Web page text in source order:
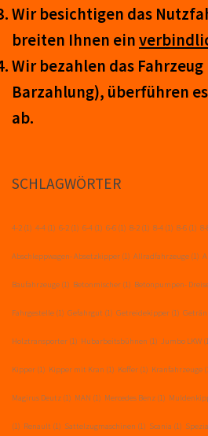
Wir be­sicht­igen das
breit­en Ihnen ein
Wir be­zahl­en das Fahr­zeug
Barzahlung), über­führ­en
ab.
SCHLAGWÖRTER
4-2 (1) 4-4 (1) 6-2 (1) 6-4 (1) 6-6 (1) 8-2 (1) 8-4 (1) 8-6 (1) 8-
Abschleppwagen- Absetzkipper (1) Allradfahrzeuge (1)
Baufahrzeuge (1) Betonmischer (1) Betonpumpen-
Fahrgestelle (1) Gefahrgut (1) Getreidekipper (1)
Holztransporter (1) Hubarbeitsbühnen (1) Jumbo LKW
Kipper (1) Kipper mit Kran (1) Koffer (1) Kranfahrzeuge
Magirus Deutz (1) MAN (1) Mercedes Benz (1)
(1) Renault (1) Sattelzugmaschinen (1) Scania (1)